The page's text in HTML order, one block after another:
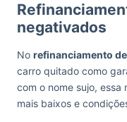
negativados
No refinanciamento
carro quitado como
com o nome sujo,
mais baixos e